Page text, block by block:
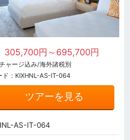
305,700円～695,700円
ャージ込み/海外諸税別
ド：KIXHNL-AS-IT-064
ツアーを見る
AS-IT-064